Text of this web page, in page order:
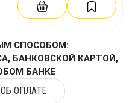
СПОСОБОМ:
БАНКОВСКОЙ КАРТОЙ,
БАНКЕ
ОПЛАТЕ